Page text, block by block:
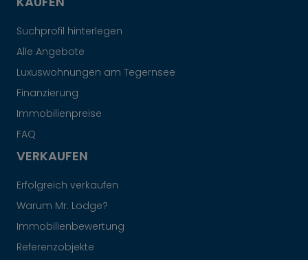
Suchprofil hinterlegen
Alle Angebote
Luxuswohnungen am Tegernsee
Finanzierung
Immobilienpreise
FAQ
VERKAUFEN
Erfolgreich verkaufen
Warum Mr. Lodge?
Immobilienbewertung
Referenzobjekte